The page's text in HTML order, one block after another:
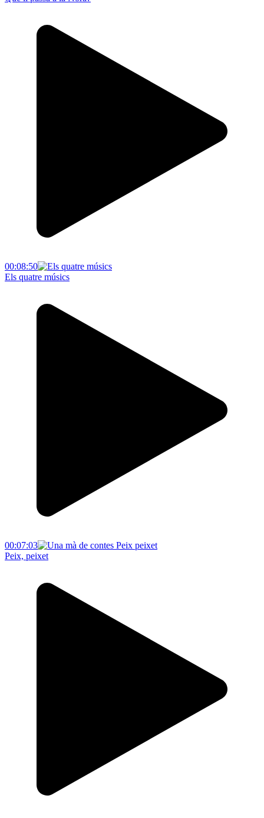
00:08:50
Els quatre músics
00:07:03
Peix, peixet